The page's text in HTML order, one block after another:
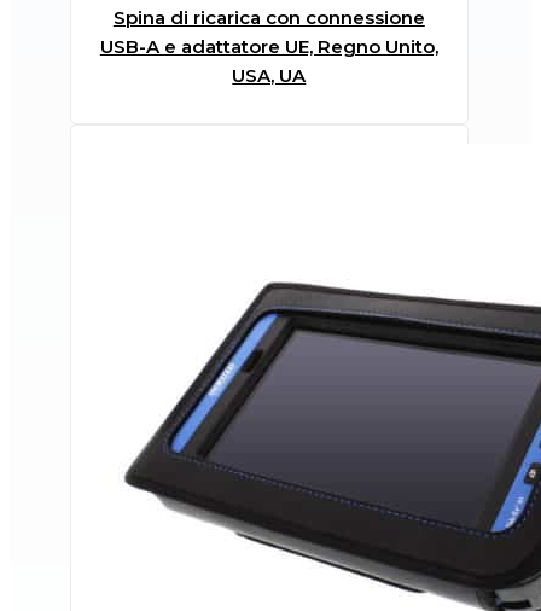
Spina di ricarica con connessione
USB-A e adattatore UE, Regno Unito,
USA, UA